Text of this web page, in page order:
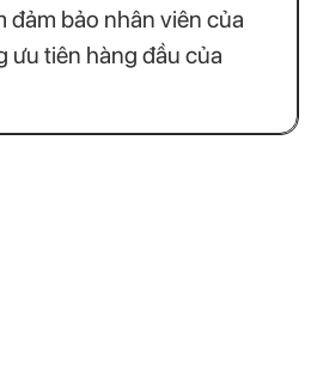
đảm bảo nhân viên của
ưu tiên hàng đầu của